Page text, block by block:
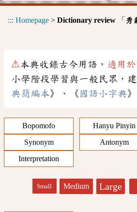
::: Homepage > Dictionary review 「 秀
⚠本典收錄古今用語， 適用
小學階段學習與一般民眾，
典簡編本》、《 國語小字典》
Bopomofo
Hanyu Pinyin
Synonym
Antonym
Interpretation
Small Medium Large